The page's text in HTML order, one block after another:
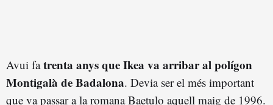
Avui fatrenta anys que Ikea va arribar al polígon
Montigalà de Badalona. Devia ser el més important
que va passar a la romana Baetulo aquell maig de 1996.